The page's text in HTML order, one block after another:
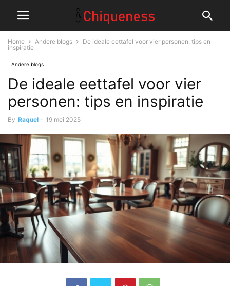
Home Andere blogs
De ideale eettafel voor vier personen: tips en
inspiratie
Andere blogs
De ideale eettafel voor vier
personen: tips en inspiratie
By Raquel - 19 mei 2025